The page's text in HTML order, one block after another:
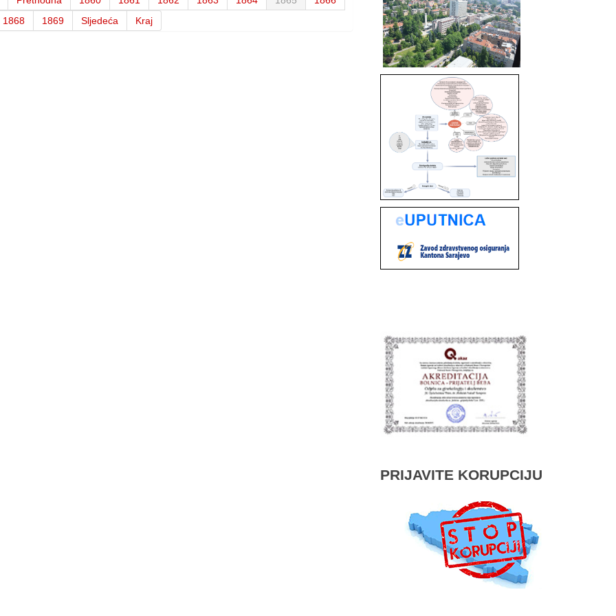
1868
1869 Sljedeća Kraj
PRIJAVITE KORUPCIJU